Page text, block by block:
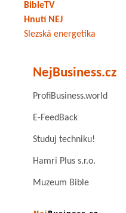
BibleTV
Hnutí NEJ
Slezská energetika
NejBusiness.cz
ProfiBusiness.world
E-FeedBack
Studuj techniku!
Hamri Plus s.r.o.
Muzeum Bible